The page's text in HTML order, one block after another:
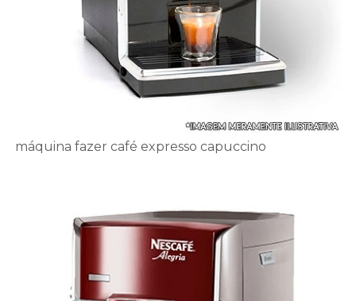
máquina fazer café expresso capuccino